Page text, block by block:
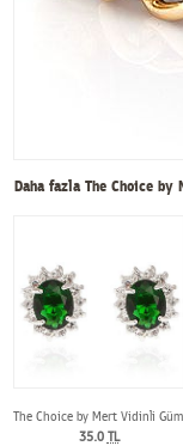
Daha fazla The Choice
The Choice by Mert Vidinli
35.0 TL